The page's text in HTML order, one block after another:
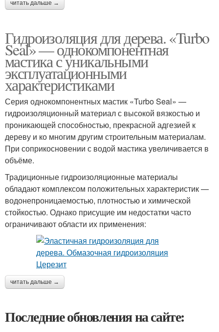
читать дальше →
Гидроизоляция для дерева. «Turbo
Seal» — однокомпонентная
мастика с уникальными
эксплуатационными
характеристиками
Серия однокомпонентных мастик «Turbo Seal» —
гидроизоляционный материал с высокой вязкостью и
проникающей способностью, прекрасной адгезией к
дереву и ко многим другим строительным материалам.
При соприкосновении с водой мастика увеличивается в
объёме.
Традиционные гидроизоляционные материалы
обладают комплексом положительных характеристик —
водонепроницаемостью, плотностью и химической
стойкостью. Однако присущие им недостатки часто
ограничивают области их применения:
читать дальше →
Последние обновления на сайте: